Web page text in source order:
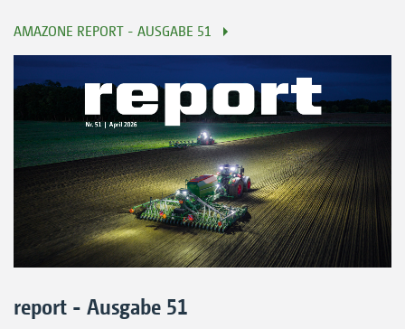
AMAZONE REPORT - AUSGABE 51
report - Ausgabe 51